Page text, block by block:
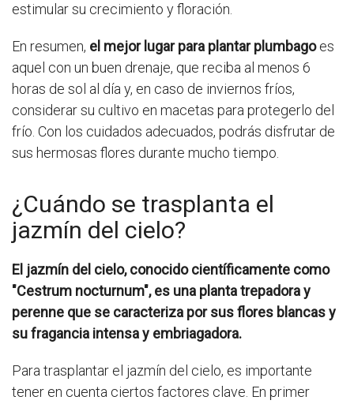
estimular su crecimiento y floración.
En resumen, el mejor lugar para plantar plumbagoes
aquel con un buen drenaje, que reciba al menos 6
horas de sol al día y, en caso de inviernos fríos,
considerar su cultivo en macetas para protegerlo del
frío. Con los cuidados adecuados, podrás disfrutar de
sus hermosas flores durante mucho tiempo.
¿Cuándo se trasplanta el
jazmín del cielo?
El jazmín del cielo, conocido científicamente como
"Cestrum nocturnum", es una planta trepadora y
perenne que se caracteriza por sus flores blancas y
su fragancia intensa y embriagadora.
Para trasplantar el jazmín del cielo, es importante
tener en cuenta ciertos factores clave. En primer